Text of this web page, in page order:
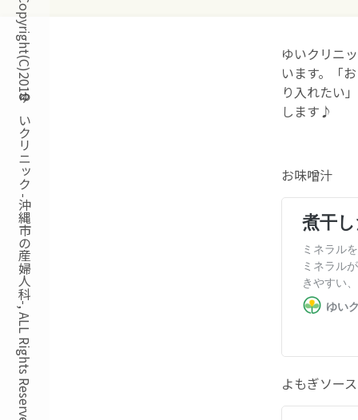
Copyright(C)2018ゆいクリニック -沖縄市の産婦人科-, ALL Rights Reserved.
ゆいクリニ
います。「
り入れたい
します♪
お味噌汁
よもぎソース